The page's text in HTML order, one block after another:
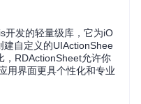
开发的轻量级库，它为iO
建自定义的UIActionShee
，RDActionSheet允许你
用界面更具个性化和专业